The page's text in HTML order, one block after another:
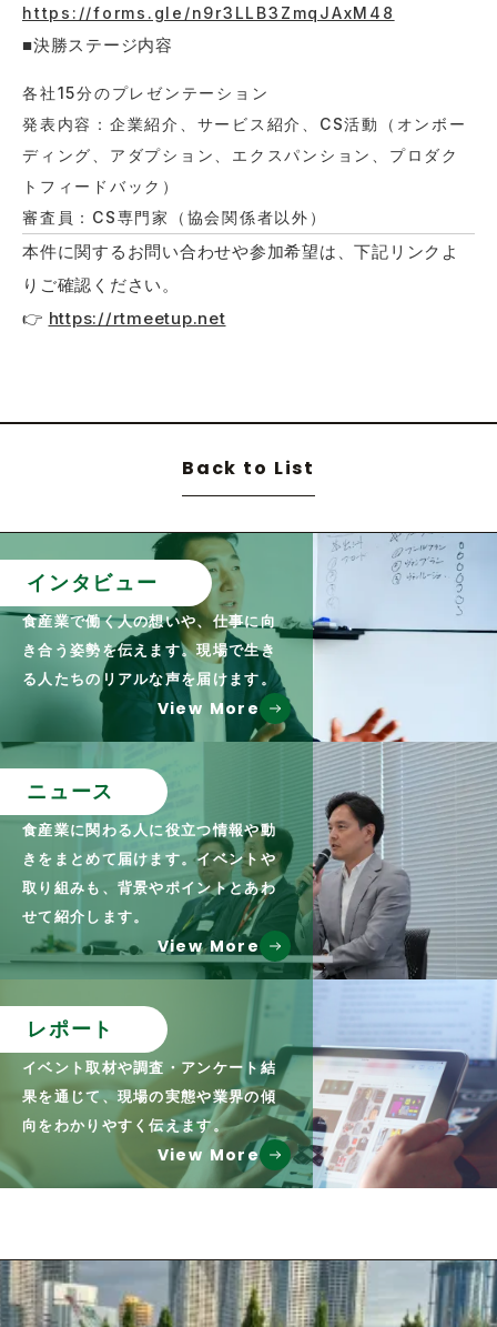
https://forms.gle/n9r3LLB3ZmqJAxM48
■決勝ステージ内容
各社15分のプレゼンテーション
発表内容：企業紹介、サービス紹介、CS活動（オンボー
ディング、アダプション、エクスパンション、プロダク
トフィードバック）
審査員：CS専門家（協会関係者以外）
本件に関するお問い合わせや参加希望は、下記リンクよ
りご確認ください。
👉 https://rtmeetup.net
Back to List
インタビュー
食産業で働く人の想いや、仕事に向
き合う姿勢を伝えます。現場で生き
る人たちのリアルな声を届けます。
View More
ニュース
食産業に関わる人に役立つ情報や動
きをまとめて届けます。イベントや
取り組みも、背景やポイントとあわ
せて紹介します。
View More
レポート
イベント取材や調査・アンケート結
果を通じて、現場の実態や業界の傾
向をわかりやすく伝えます。
View More